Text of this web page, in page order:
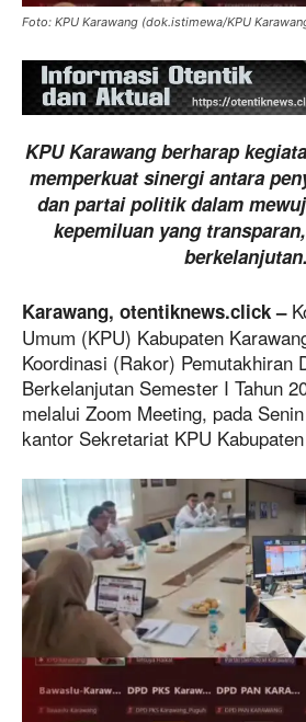
Foto: KPU Karawang (dok.istimewa/KPU
KPU Karawang berharap
memperkuat sinergi antara
dan partai politik dalam
kepemiluan yang
berkelanjutan.
Karawang, otentiknews.click –
Umum (KPU) Kabupaten
Koordinasi (Rakor) Pemutakhiran
Berkelanjutan Semester I Tahun
melalui Zoom Meeting, pada
kantor Sekretariat KPU